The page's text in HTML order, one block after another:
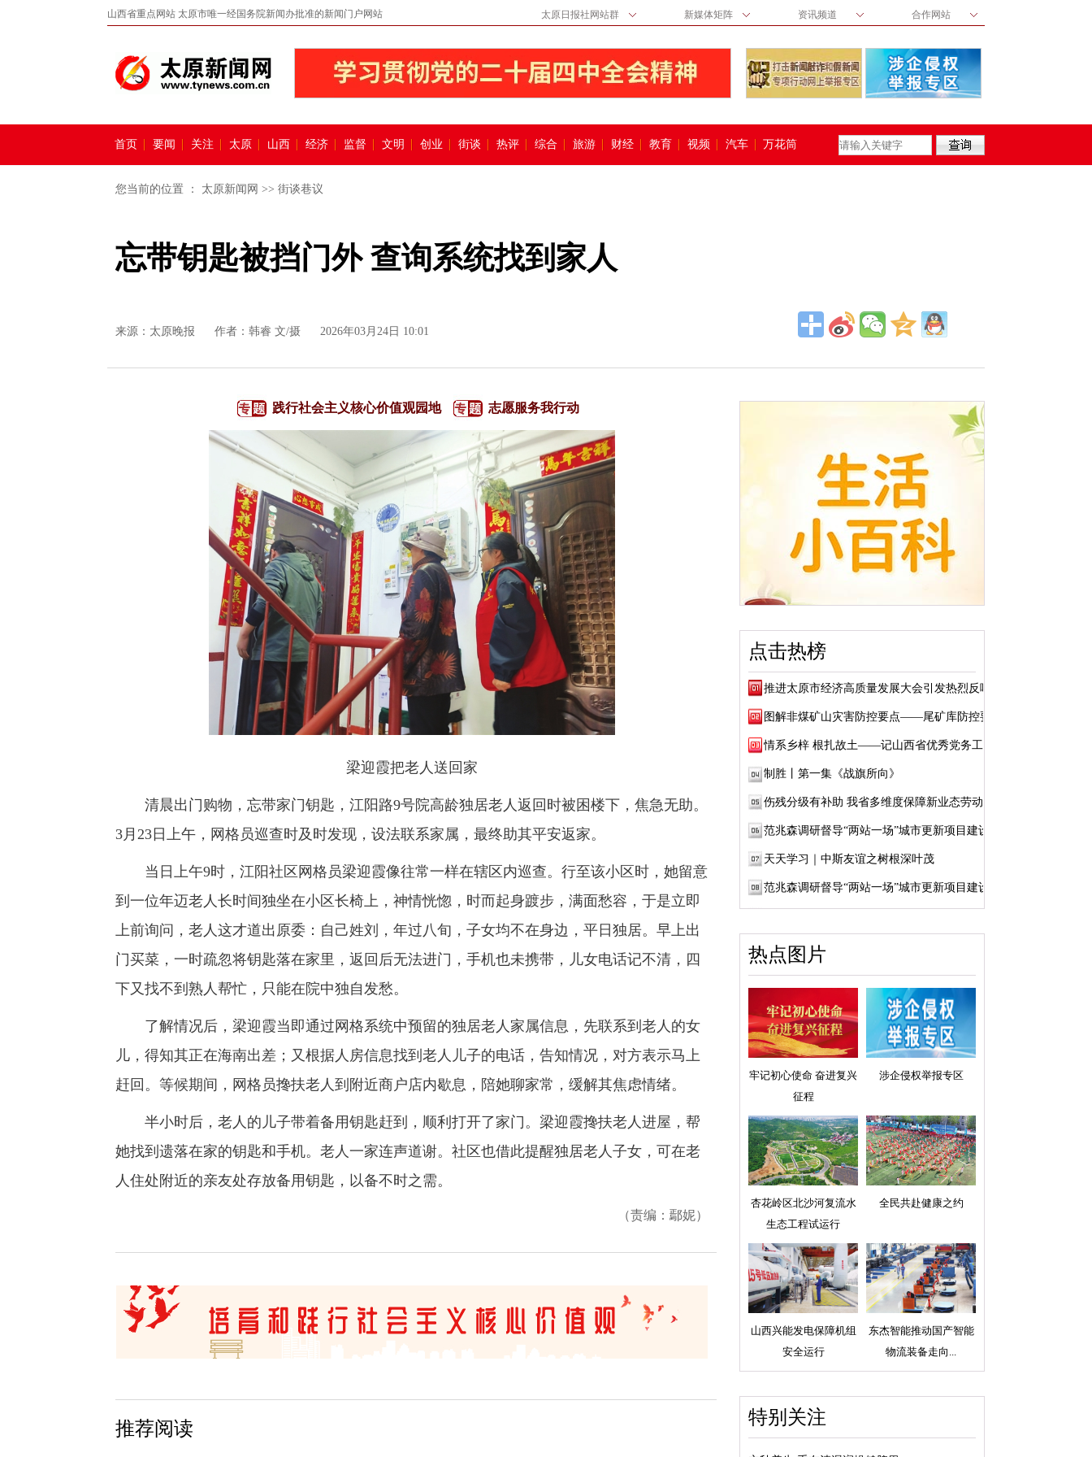
山西省重点网站 太原市唯一经国务院新闻办批准的新闻门户网站 太原日报社网站群 新媒体矩阵 资讯频道 合作网站
首页 要闻 关注 太原 山西 经济 监督 文明 创业 街谈 热评 综合 旅游 财经 教育 视频 汽车 万花筒
您当前的位置 ： 太原新闻网 >> 街谈巷议
忘带钥匙被挡门外 查询系统找到家人
来源： 太原晚报 作者：韩睿 文/摄 2026年03月24日 10:01
践行社会主义核心价值观园地 志愿服务我行动
梁迎霞把老人送回家
清晨出门购物，忘带家门钥匙，江阳路9号院高龄独居老人返回时被困楼下，焦急无助。
3月23日上午，网格员巡查时及时发现，设法联系家属，最终助其平安返家。
当日上午9时，江阳社区网格员梁迎霞像往常一样在辖区内巡查。行至该小区时，她留意
到一位年迈老人长时间独坐在小区长椅上，神情恍惚，时而起身踱步，满面愁容，于是立即
上前询问，老人这才道出原委：自己姓刘，年过八旬，子女均不在身边，平日独居。早上出
门买菜，一时疏忽将钥匙落在家里，返回后无法进门，手机也未携带，儿女电话记不清，四
下又找不到熟人帮忙，只能在院中独自发愁。
了解情况后，梁迎霞当即通过网格系统中预留的独居老人家属信息，先联系到老人的女
儿，得知其正在海南出差；又根据人房信息找到老人儿子的电话，告知情况，对方表示马上
赶回。等候期间，网格员搀扶老人到附近商户店内歇息，陪她聊家常，缓解其焦虑情绪。
半小时后，老人的儿子带着备用钥匙赶到，顺利打开了家门。梁迎霞搀扶老人进屋，帮
她找到遗落在家的钥匙和手机。老人一家连声道谢。社区也借此提醒独居老人子女，可在老
人住处附近的亲友处存放备用钥匙，以备不时之需。
（责编：鄢妮）
推荐阅读
点击热榜
推进太原市经济高质量发展大会引发热烈反响
图解非煤矿山灾害防控要点——尾矿库防控要点
情系乡梓 根扎故土——记山西省优秀党务工作...
制胜丨第一集《战旗所向》
伤残分级有补助 我省多维度保障新业态劳动者...
范兆森调研督导“两站一场”城市更新项目建设
天天学习｜中斯友谊之树根深叶茂
范兆森调研督导“两站一场”城市更新项目建设
热点图片
牢记初心使命 奋进复兴
征程
涉企侵权举报专区
杏花岭区北沙河复流水
生态工程试运行
全民共赴健康之约
山西兴能发电保障机组
安全运行
东杰智能推动国产智能
物流装备走向...
特别关注